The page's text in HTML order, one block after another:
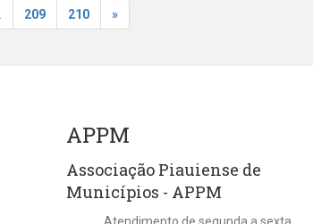
209 210 »
APPM
Associação Piauiense de
Municípios - APPM